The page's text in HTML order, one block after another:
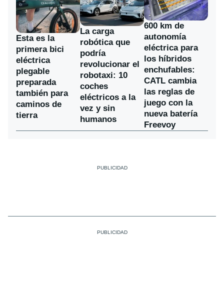
Esta es la
primera bici
eléctrica
plegable
preparada
también para
caminos de
tierra
La carga
robótica que
podría
revolucionar el
robotaxi: 10
coches
eléctricos a la
vez y sin
humanos
600 km de
autonomía
eléctrica para
los híbridos
enchufables:
CATL cambia
las reglas de
juego con la
nueva batería
Freevoy